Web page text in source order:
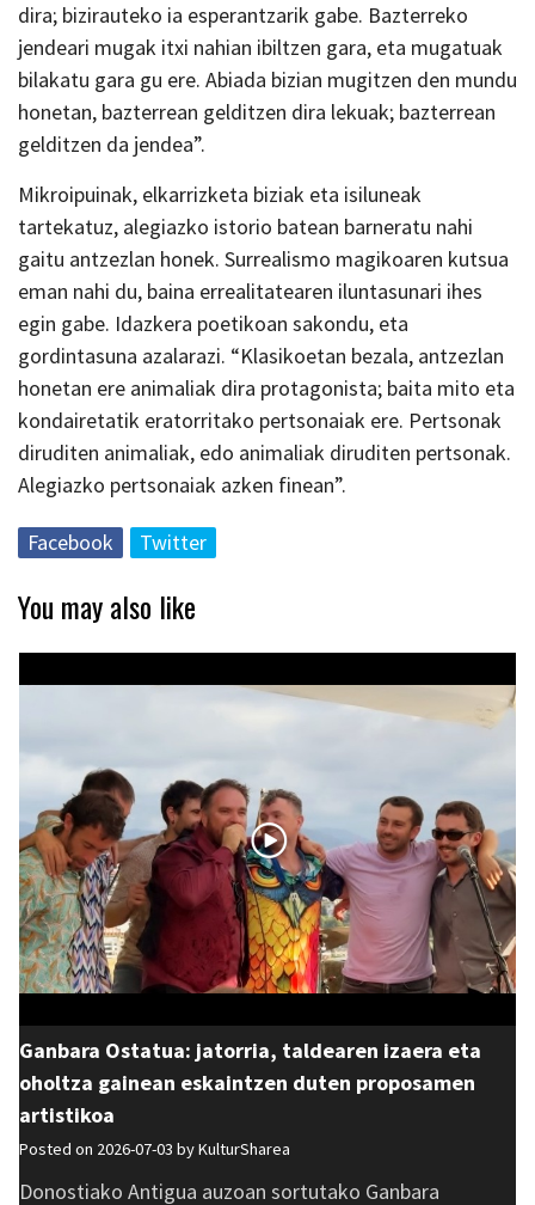
dira; bizirauteko ia esperantzarik gabe. Bazterreko
jendeari mugak itxi nahian ibiltzen gara, eta mugatuak
bilakatu gara gu ere. Abiada bizian mugitzen den mundu
honetan, bazterrean gelditzen dira lekuak; bazterrean
gelditzen da jendea”.
Mikroipuinak, elkarrizketa biziak eta isiluneak
tartekatuz, alegiazko istorio batean barneratu nahi
gaitu antzezlan honek. Surrealismo magikoaren kutsua
eman nahi du, baina errealitatearen iluntasunari ihes
egin gabe. Idazkera poetikoan sakondu, eta
gordintasuna azalarazi. “Klasikoetan bezala, antzezlan
honetan ere animaliak dira protagonista; baita mito eta
kondairetatik eratorritako pertsonaiak ere. Pertsonak
diruditen animaliak, edo animaliak diruditen pertsonak.
Alegiazko pertsonaiak azken finean”.
Facebook Twitter
You may also like
Ganbara Ostatua: jatorria, taldearen izaera eta
oholtza gainean eskaintzen duten proposamen
artistikoa
Posted on 2026-07-03 byKulturSharea
Donostiako Antigua auzoan sortutako Ganbara